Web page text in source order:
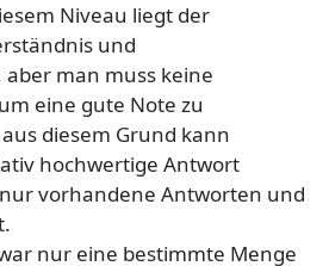
Niveau liegt der
und
man muss keine
eine gute Note zu
diesem Grund kann
hochwertige Antwort
vorhandene Antworten und
nur eine bestimmte Menge